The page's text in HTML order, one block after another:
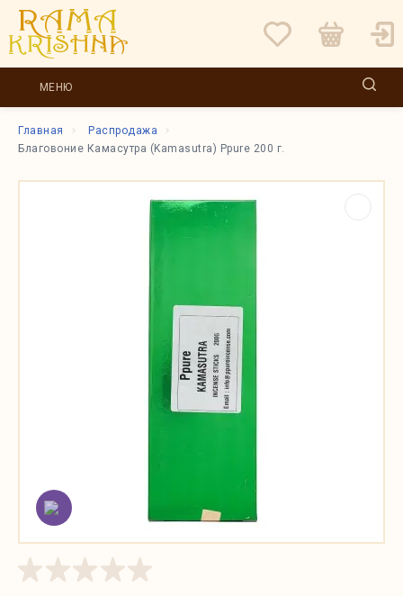
МЕНЮ
Главная
Распродажа
Благовоние Камасутра (Kamasutra) Ppure 200 г.